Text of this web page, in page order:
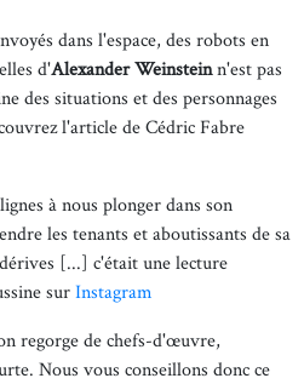
dans l'espace, des robots en
d'Alexander Weinsteinn'est pas
des situations et des personnages
l'article de Cédric Fabre
à nous plonger dans son
les tenants et aboutissants de sa
[...] c'était une lecture
surInstagram
regorge de chefs-d'œuvre,
Nous vous conseillons donc ce